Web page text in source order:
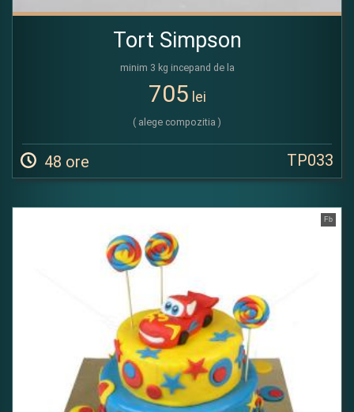
Tort Simpson
minim 3 kg incepand de la
705 lei
( alege compozitia )
48 ore TP033
Fb